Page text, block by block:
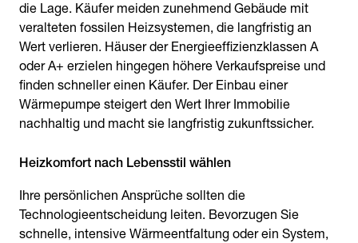
die Lage. Käufer meiden zunehmend Gebäude mit
veralteten fossilen Heizsystemen, die langfristig an
Wert verlieren. Häuser der Energieeffizienzklassen A
oder A+ erzielen hingegen höhere Verkaufspreise und
finden schneller einen Käufer. Der Einbau einer
Wärmepumpe steigert den Wert Ihrer Immobilie
nachhaltig und macht sie langfristig zukunftssicher.
Heizkomfort nach Lebensstil wählen
Ihre persönlichen Ansprüche sollten die
Technologieentscheidung leiten. Bevorzugen Sie
schnelle, intensive Wärmeentfaltung oder ein System,